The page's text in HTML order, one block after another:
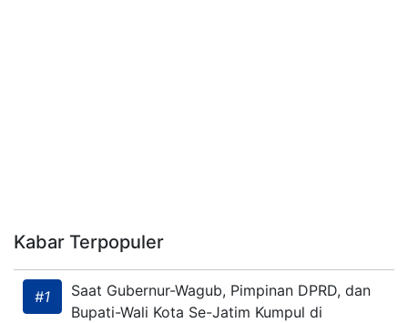
Kabar Terpopuler
#1
Saat Gubernur-Wagub, Pimpinan DPRD, dan
Bupati-Wali Kota Se-Jatim Kumpul di